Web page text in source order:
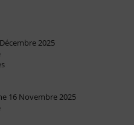
2025
16 Novembre 2025